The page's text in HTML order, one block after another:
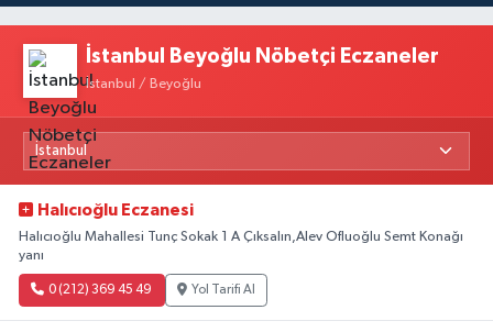
İstanbul Beyoğlu Nöbetçi Eczaneler
İstanbul / Beyoğlu
Halıcıoğlu Eczanesi
Halıcıoğlu Mahallesi Tunç Sokak 1 A Çıksalın,Alev Ofluoğlu Semt Konağı
yanı
0 (212) 369 45 49 Yol Tarifi Al